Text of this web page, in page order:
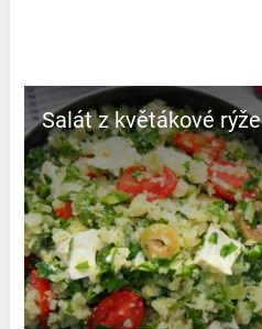
Salát z květákové rýže